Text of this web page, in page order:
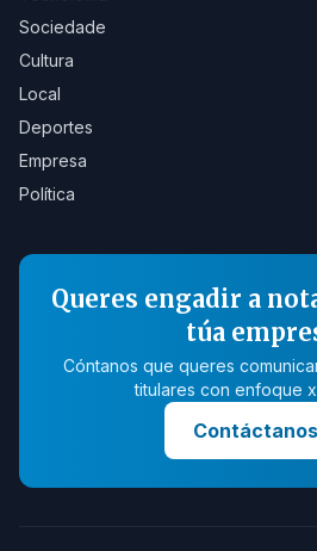
Sociedade
Cultura
Local
Deportes
Empresa
Política
Queres engadir a
túa
Cóntanos que queres
titulares con enfoque
Contáctanos